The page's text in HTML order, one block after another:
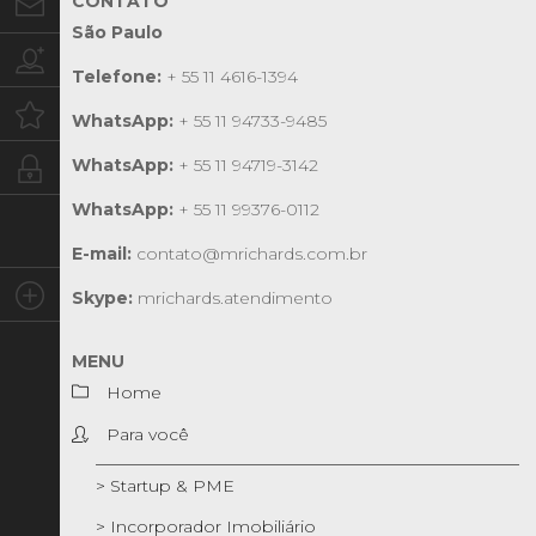
Contato
Oportunidades
Intranet
Social
São Paulo
Telefone: + 55 11 4616-1394
WhatsApp: + 55 11 94733-9485
WhatsApp: + 55 11 94719-3142
WhatsApp: + 55 11 99376-0112
E-mail: contato@mrichards.com.br
Skype: mrichards.atendimento
MENU
Home
Para você
> Startup & PME
> Incorporador Imobiliário